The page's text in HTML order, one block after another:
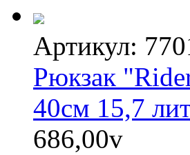
Артикул:
Рюкзак
40см 15,7
686,00v